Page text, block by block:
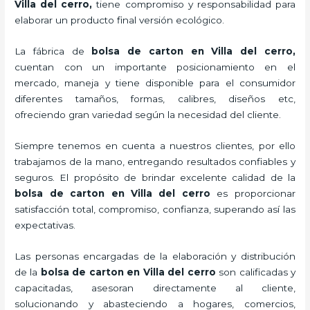
Villa del cerro, tiene compromiso y responsabilidad para
elaborar un producto final versión ecológico.
La fábrica de
bolsa de carton en Villa del cerro,
cuentan con un importante posicionamiento en el
mercado,
maneja y tiene disponible para el consumidor
diferentes tamaños, formas, calibres, diseños etc,
ofreciendo gran variedad según la necesidad del cliente.
Siempre tenemos en cuenta a nuestros clientes, por ello
trabajamos de la mano, entregando resultados confiables y
seguros. El propósito de brindar excelente calidad de la
bolsa de carton en Villa del cerro es proporcionar
satisfacción total, compromiso, confianza, superando así las
expectativas.
Las personas encargadas de la elaboración y distribución
de la bolsa de carton en Villa del cerro son calificadas y
capacitadas, asesoran directamente al cliente,
solucionando y abasteciendo a hogares, comercios,